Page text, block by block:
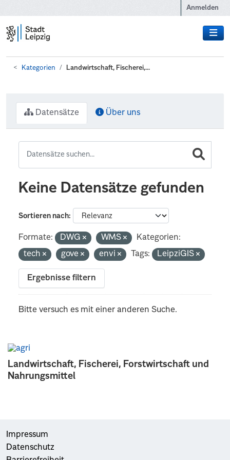
Anmelden
Kategorien Landwirtschaft, Fischerei,...
Landwirtschaft, Fischerei, Forstwirtschaft und
Nahrungsmittel
Datensätze Über uns
Keine Datensätze gefunden
Sortieren nach
Formate: DWG WMS
Kategorien:
tech
gove envi Tags: LeipziGIS
Ergebnisse filtern
Bitte versuch es mit einer anderen Suche.
Impressum
Datenschutz